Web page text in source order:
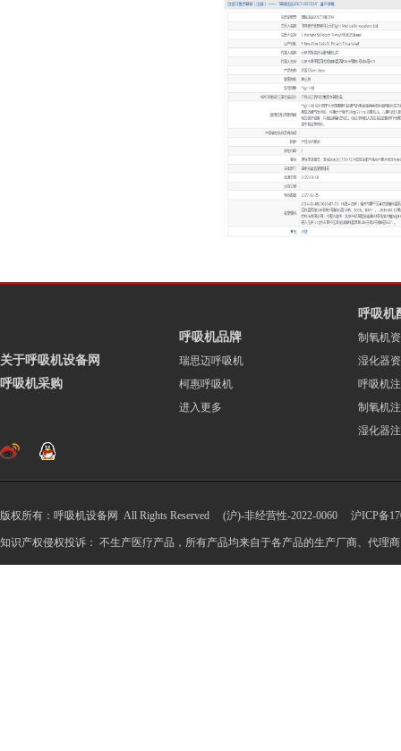
关于呼吸机设备网
呼吸机采购
呼吸机品牌
瑞思迈呼吸机
柯惠呼吸机
进入更多
呼吸机
制氧机
湿化器
呼吸机
制氧机
湿化器
版权所有：呼吸机设备网 All Rights Reserved (沪)-非经营性-2022-0060 沪ICP备
知识产权侵权投诉： 不生产医疗产品，所有产品均来自于各产品的生产厂商、代理